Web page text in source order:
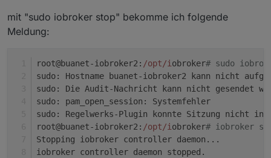
mit "sudo iobroker stop" bekomme ich folgende
Meldung:
root@buanet-iobroker2: /opt/i obroker#
sudo: Hostname
sudo: Die Audit-Nachricht kann nicht gesendet
sudo:
sudo: Regelwerks-
root@buanet-iobroker2: /opt/i obroker#
Stopping
iobroker